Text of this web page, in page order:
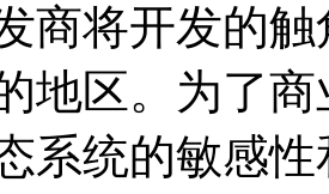
商将开发的
地区。为了
系统的敏感